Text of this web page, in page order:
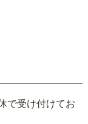
で受け付けてお